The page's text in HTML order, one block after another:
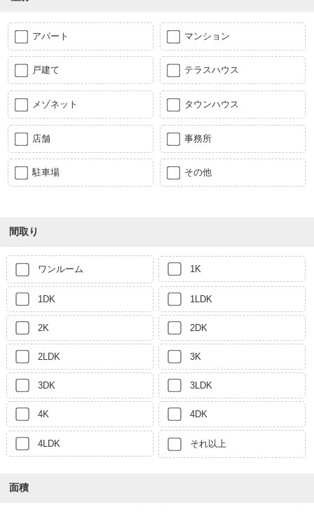
アパート マンション
戸建て テラスハウス
メゾネット タウンハウス
店舗 事務所
駐車場 その他
間取り
ワンルーム 1K
1DK 1LDK
2K 2DK
2LDK 3K
3DK 3LDK
4K 4DK
4LDK それ以上
面積